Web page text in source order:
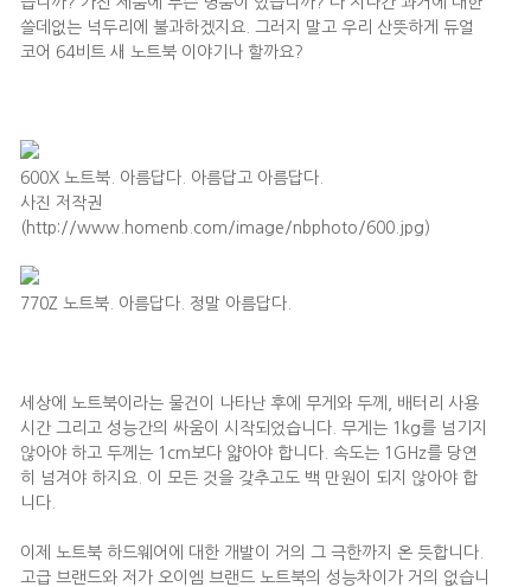
쓸데없는 넉두리에 불과하겠지요. 그러지 말고 우리 산뜻하게 듀얼
코어 64비트 새 노트북 이야기나 할까요?
600X 노트북. 아름답다. 아름답고 아름답다.
사진 저작권
(http://www.homenb.com/image/nbphoto/600.jpg)
770Z 노트북. 아름답다. 정말 아름답다.
세상에 노트북이라는 물건이 나타난 후에 무게와 두께, 배터리 사용
시간 그리고 성능간의 싸움이 시작되었습니다. 무게는 1kg를 넘기지
않아야 하고 두께는 1cm보다 얇아야 합니다. 속도는 1GHz를 당연
히 넘겨야 하지요. 이 모든 것을 갖추고도 백 만원이 되지 않아야 합
니다.
이제 노트북 하드웨어에 대한 개발이 거의 그 극한까지 온 듯합니다.
고급 브랜드와 저가 오이엠 브랜드 노트북의 성능차이가 거의 없습니